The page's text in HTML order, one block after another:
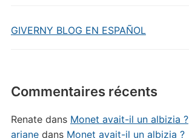
GIVERNY BLOG EN ESPAÑOL
Commentaires récents
Renatedans Monet avait-il un albizia ?
arianedans Monet avait-il un albizia ?